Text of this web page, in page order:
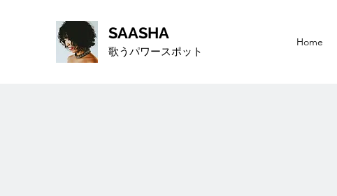
SAASHA
歌うパワースポット
Home